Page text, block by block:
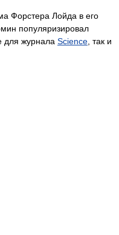
Форстера Лойда в его
популяризировал
для журнала Science , так и